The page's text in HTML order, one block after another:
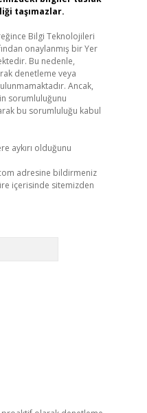
taşımazlar.
Bilgi Teknolojileri
onaylanmış bir Yer
Bu nedenle,
denetleme veya
Ancak,
sorumluluğunu
bu sorumluluğu kabul
aykırı olduğunu
adresine bildirmeniz
içerisinde sitemizden